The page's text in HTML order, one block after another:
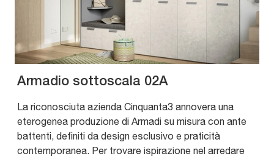
Armadio sottoscala 02A
La riconosciuta azienda Cinquanta3 annovera una
eterogenea produzione di Armadi su misura con ante
battenti, definiti da design esclusivo e praticità
contemporanea. Per trovare ispirazione nel arredare